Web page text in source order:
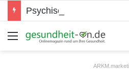
Psychische Gesundheit
Menü